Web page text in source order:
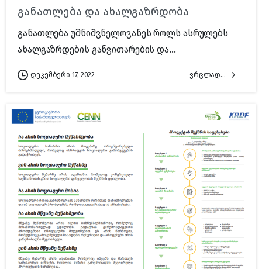
განათლება და ახალგაზრდობა
განათლება უმნიშვნელოვანეს როლს ასრულებს
ახალგაზრდების განვითარების და...
დეკემბერი 17, 2022 ვრცლად...